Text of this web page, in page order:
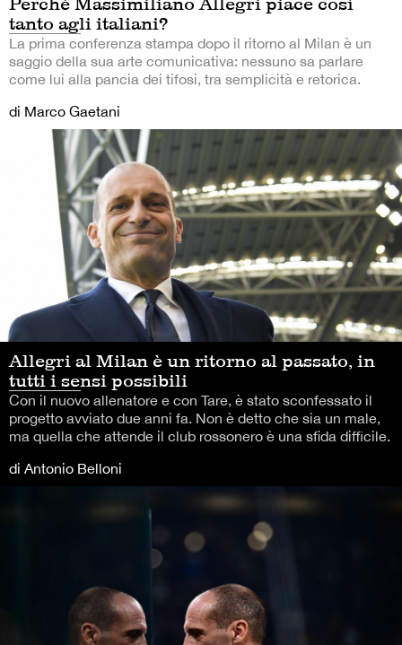
tanto agli italiani?
La prima conferenza stampa dopo il ritorno al Milan è un
saggio della sua arte comunicativa: nessuno sa parlare
come lui alla pancia dei tifosi, tra semplicità e retorica.
di Marco Gaetani
Allegri al Milan è un ritorno al passato, in
tutti i sensi possibili
Con il nuovo allenatore e con Tare, è stato sconfessato il
progetto avviato due anni fa. Non è detto che sia un male,
ma quella che attende il club rossonero è una sfida difficile.
di Antonio Belloni